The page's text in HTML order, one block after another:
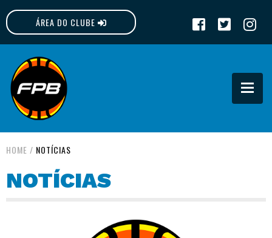
ÁREA DO CLUBE
FPB
HOME / NOTÍCIAS
NOTÍCIAS